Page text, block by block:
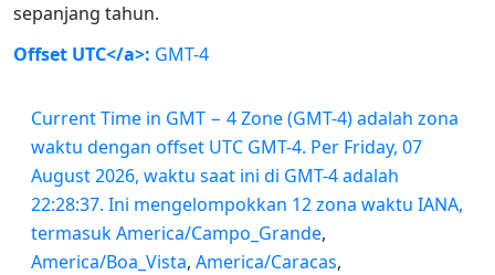
sepanjang tahun.
Offset UTC</a>: GMT-4
Current Time in GMT − 4 Zone (GMT-4) adalah zona
waktu dengan offset UTC GMT-4. Per Friday, 07
August 2026, waktu saat ini di GMT-4 adalah
22:28:37. Ini mengelompokkan 12 zona waktu IANA,
termasukAmerica/Campo_Grande,
America/Boa_Vista, America/Caracas,